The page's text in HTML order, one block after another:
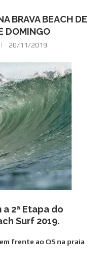
BRAVA BEACH DE
DOMINGO
20/11/2019
2ª Etapa do
Surf 2019.
frente ao Q5 na praia